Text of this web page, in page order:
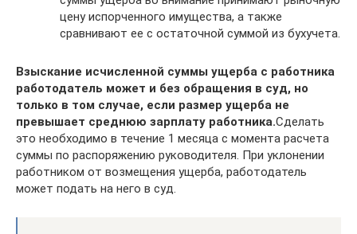
цену испорченного имущества, а также
сравнивают ее с остаточной суммой из бухучета.
Взыскание исчисленной суммы ущерба с работника
работодатель может и без обращения в суд, но
только в том случае, если размер ущерба не
превышает среднюю зарплату работника.Сделать
это необходимо в течение 1 месяца с момента расчета
суммы по распоряжению руководителя. При уклонении
работником от возмещения ущерба, работодатель
может подать на него в суд.